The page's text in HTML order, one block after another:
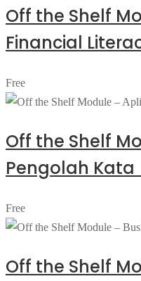
Off the Shelf
Financial
Free
Off the Shelf
Pengolah
Free
Off the Shelf